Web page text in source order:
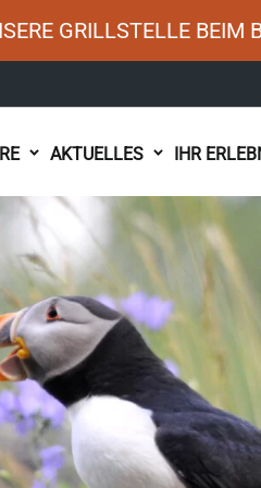
GRILLSTELLE BEIM
AKTUELLES IHR